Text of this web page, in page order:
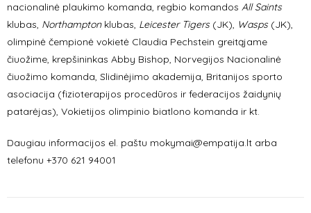
nacionalinė plaukimo komanda, regbio komandos All Saints
klubas, Northamptonklubas, Leicester Tigers(JK), Wasps(JK),
olimpinė čempionė vokietė Claudia Pechstein greitąjame
čiuožime, krepšininkas Abby Bishop, Norvegijos Nacionalinė
čiuožimo komanda, Slidinėjimo akademija, Britanijos sporto
asociacija (fizioterapijos procedūros ir federacijos žaidynių
patarėjas), Vokietijos olimpinio biatlono komanda ir kt.
Daugiau informacijos el. paštu mokymai@empatija.lt arba
telefonu +370 621 94001